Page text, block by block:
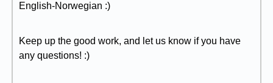
English-Norwegian :)
Keep up the good work, and let us know if you have
any questions! :)